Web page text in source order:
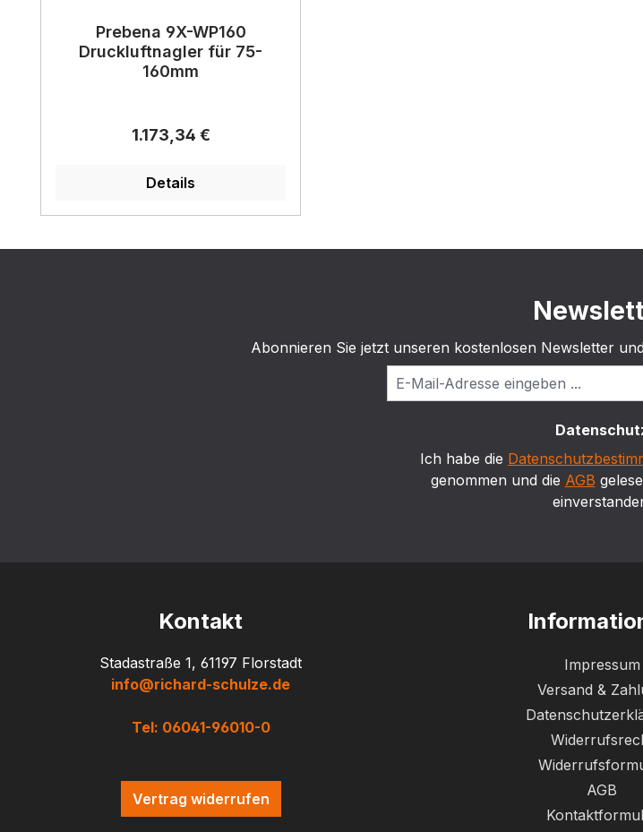
Prebena 9X-WP160
Druckluftnagler für 75-
160mm
Regulärer Preis:
1.173,34 €
Details
Abonnieren Sie jetzt unseren kostenlosen Newsletter
Ich habe die
genommen und die AGB
Kontakt
Stadastraße 1, 61197 Florstadt
info@richard-schulze.de
Tel: 06041-96010-0
Vertrag widerrufen
Impressum
Versand &
AGB